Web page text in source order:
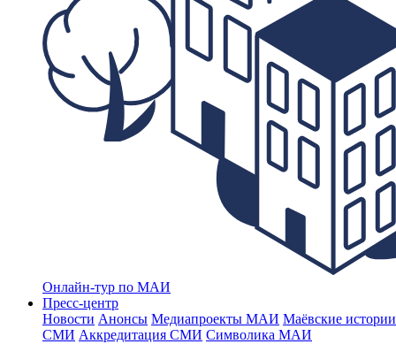
Онлайн-тур по МАИ
Пресс-центр
Новости Анонсы Медиапроекты МАИ Маёвские
СМИ Аккредитация СМИ Символика МАИ